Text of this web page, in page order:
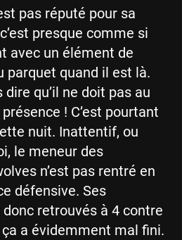
pas réputé pour sa
presque comme si
avec un élément de
parquet quand il est là.
qu’il ne doit pas au
! C’est pourtant
nuit. Inattentif, ou
le meneur des
n’est pas rentré en
défensive. Ses
retrouvés à 4 contre
a évidemment mal fini.